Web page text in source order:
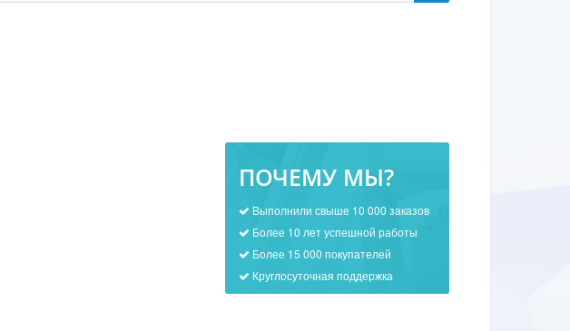
ПОЧЕМУ МЫ?
Выполнили свыше 10 000 заказов
Более 10 лет успешной работы
Более 15 000 покупателей
Круглосуточная поддержка